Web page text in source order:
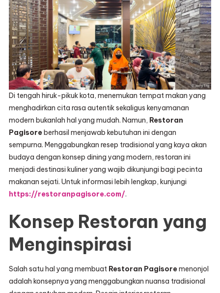
Di tengah hiruk-pikuk kota, menemukan tempat makan yang
menghadirkan cita rasa autentik sekaligus kenyamanan
modern bukanlah hal yang mudah. Namun, Restoran
Pagisoreberhasil menjawab kebutuhan ini dengan
sempurna. Menggabungkan resep tradisional yang kaya akan
budaya dengan konsep dining yang modern, restoran ini
menjadi destinasi kuliner yang wajib dikunjungi bagi pecinta
makanan sejati. Untuk informasi lebih lengkap, kunjungi
https://restoranpagisore.com/.
Konsep Restoran yang
Menginspirasi
Salah satu hal yang membuat Restoran Pagisoremenonjol
adalah konsepnya yang menggabungkan nuansa tradisional